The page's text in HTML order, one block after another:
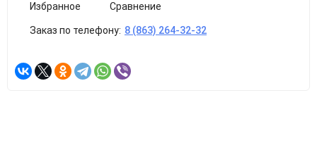
Избранное Сравнение
Заказ по телефону: 8 (863) 264-32-32